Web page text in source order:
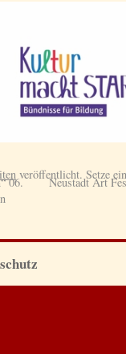
veröffentlicht. Setze
06.
Neustadt Art